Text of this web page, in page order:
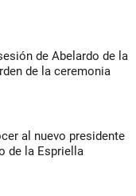
de Abelardo de la
de la ceremonia
al nuevo presidente
de la Espriella